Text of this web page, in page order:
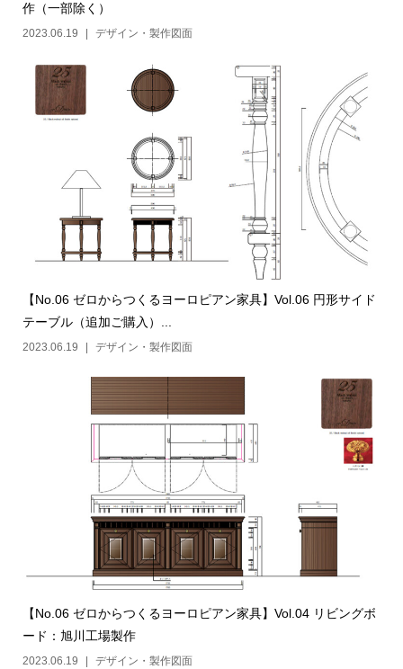
作（一部除く）
2023.06.19 デザイン・製作図面
【No.06 ゼロからつくるヨーロピアン家具】Vol.06 円形サイド
テーブル（追加ご購入）...
2023.06.19 デザイン・製作図面
【No.06 ゼロからつくるヨーロピアン家具】Vol.04 リビングボ
ード：旭川工場製作
2023.06.19 デザイン・製作図面